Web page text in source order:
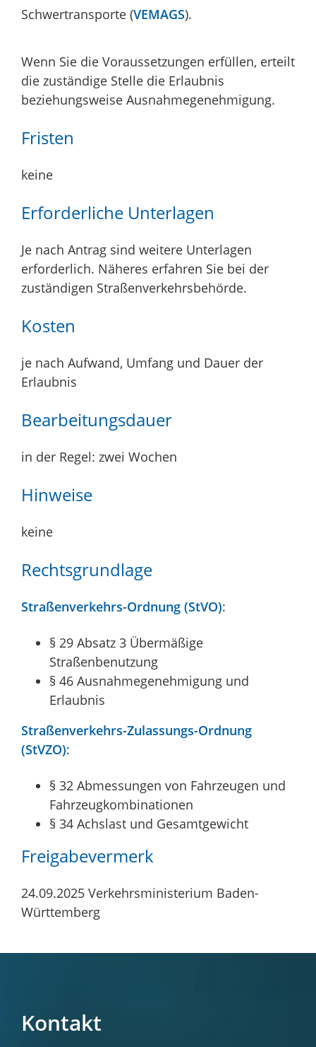
Schwertransporte (VEMAGS).
Wenn Sie die Voraussetzungen erfüllen, erteilt
die zuständige Stelle die Erlaubnis
beziehungsweise Ausnahmegenehmigung.
Fristen
keine
Erforderliche Unterlagen
Je nach Antrag sind weitere Unterlagen
erforderlich. Näheres erfahren Sie bei der
zuständigen Straßenverkehrsbehörde.
Kosten
je nach Aufwand, Umfang und Dauer der
Erlaubnis
Bearbeitungsdauer
in der Regel: zwei Wochen
Hinweise
keine
Rechtsgrundlage
Straßenverkehrs-Ordnung (StVO):
§ 29 Absatz 3 Übermäßige
Straßenbenutzung
§ 46 Ausnahmegenehmigung und
Erlaubnis
Straßenverkehrs-Zulassungs-Ordnung
(StVZO):
§ 32 Abmessungen von Fahrzeugen und
Fahrzeugkombinationen
§ 34 Achslast und Gesamtgewicht
Freigabevermerk
24.09.2025 Verkehrsministerium Baden-
Württemberg
Kontakt